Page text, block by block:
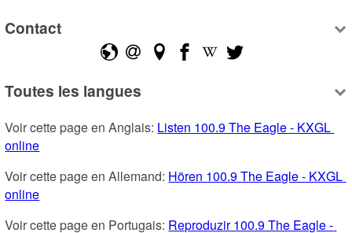
Contact
Toutes les langues
Voir cette page en Anglais: Listen 100.9 The Eagle - KXGL
online
Voir cette page en Allemand: Hören 100.9 The Eagle - KXGL
online
Voir cette page en Portugais: Reproduzir 100.9 The Eagle -